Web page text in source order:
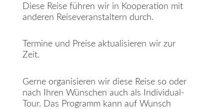
Diese Reise führen wir in Kooperation mit
anderen Reiseveranstaltern durch.
Termine und Preise aktualisieren wir zur
Zeit.
Gerne organisieren wir diese Reise so oder
nach Ihren Wünschen auch als Individual-
Tour. Das Programm kann auf Wunsch